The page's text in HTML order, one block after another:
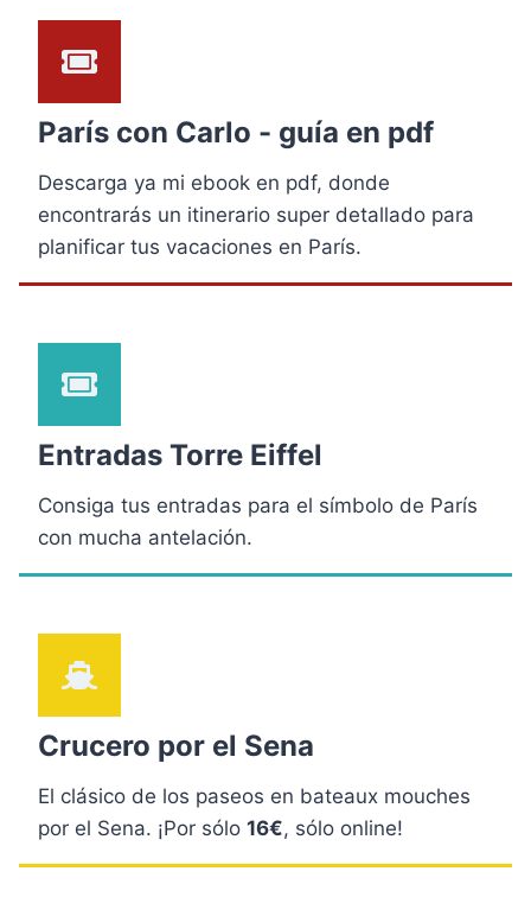
París con Carlo - guía en pdf
Descarga ya mi ebook en pdf, donde
encontrarás un itinerario super detallado para
planificar tus vacaciones en París.
Entradas Torre Eiffel
Consiga tus entradas para el símbolo de París
con mucha antelación.
Crucero por el Sena
El clásico de los paseos en bateaux mouches
por el Sena. ¡Por sólo 16€, sólo online!